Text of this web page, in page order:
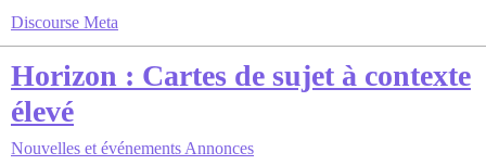
Discourse Meta
Horizon : Cartes de sujet à contexte
élevé
Nouvelles et événements Annonces